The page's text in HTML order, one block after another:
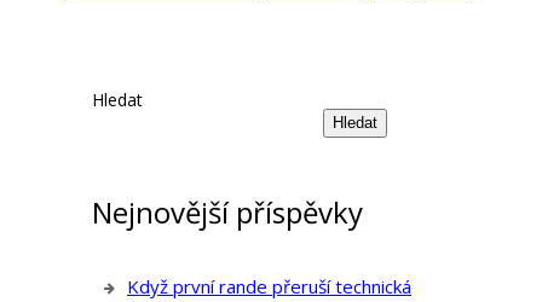
Hledat
Hledat
Nejnovější příspěvky
Když první rande přeruší technická